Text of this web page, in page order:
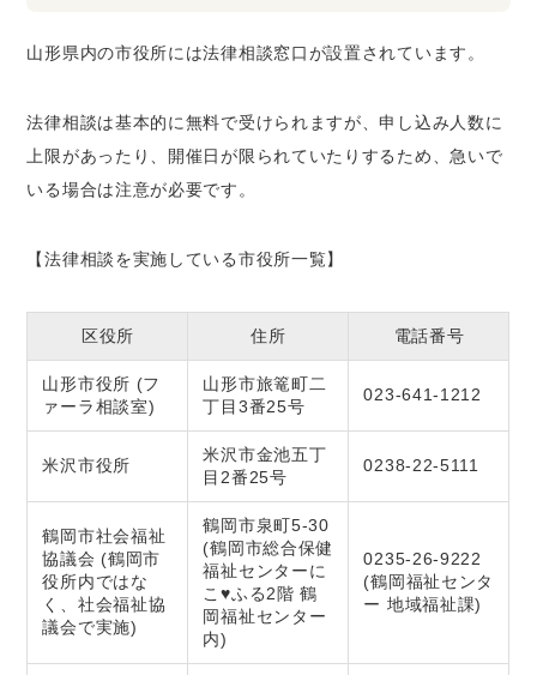
山形県内の市役所には法律相談窓口が設置されています。
法律相談は基本的に無料で受けられますが、申し込み人数に
上限があったり、開催日が限られていたりする ため、急いで
いる場合は注意が必要です。
【法律相談を実施している市役所一覧】
区役所 住所 電話番号
山形市役所 (フ
ァーラ相談室)
山形市旅篭町二
丁目3番25号
023-641-1212
米沢市役所
米沢市金池五丁
目2番25号
0238-22-5111
鶴岡市社会福祉
協議会 (鶴岡市
役所内ではな
く、社会福祉協
議会で実施)
鶴岡市泉町5-30
(鶴岡市総合保健
福祉センターに
こ♥︎︎ふる2階 鶴
岡福祉センター
内)
0235-26-9222
(鶴岡福祉センタ
ー 地域福祉課)